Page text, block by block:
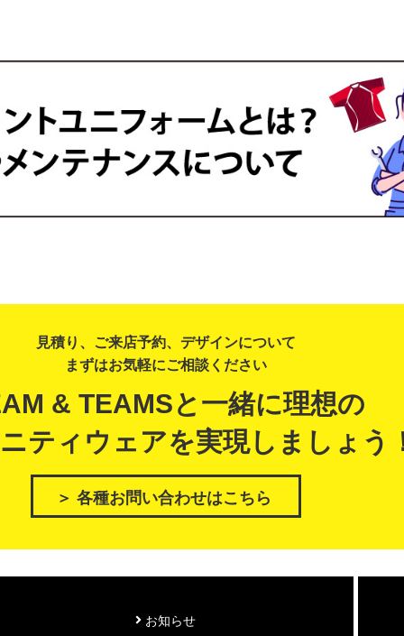
見積り、ご来店予約、デザインについて
まずはお気軽にご相談ください
& TEAMSと一緒に理想の
ティウェアを実現しましょう
＞ 各種お問い合わせはこちら
お知らせ